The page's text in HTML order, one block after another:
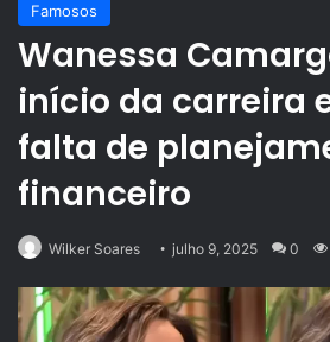
Famosos
Wanessa
início da carreira
falta de
financeiro
Wilker Soares julho 9, 2025 0